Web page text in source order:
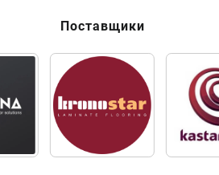
Поставщики